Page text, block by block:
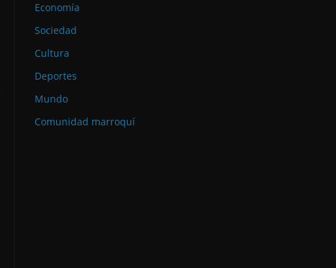
Economía
Sociedad
Cultura
Deportes
Mundo
Comunidad marroquí